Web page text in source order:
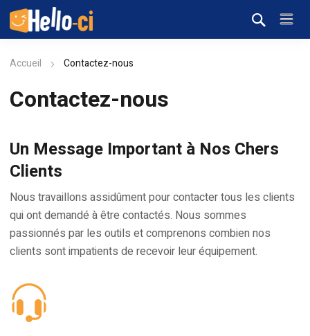
Accueil Contactez-nous
Contactez-nous
Un Message Important à Nos Chers
Clients
Nous travaillons assidûment pour contacter tous les clients
qui ont demandé à être contactés. Nous sommes
passionnés par les outils et comprenons combien nos
clients sont impatients de recevoir leur équipement.